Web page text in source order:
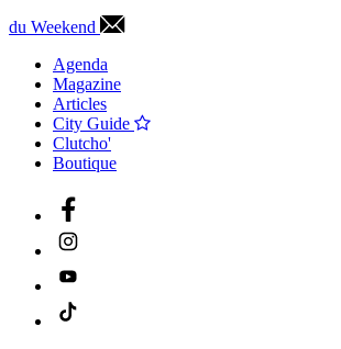
du Weekend
Agenda
Magazine
Articles
City Guide
Clutcho'
Boutique